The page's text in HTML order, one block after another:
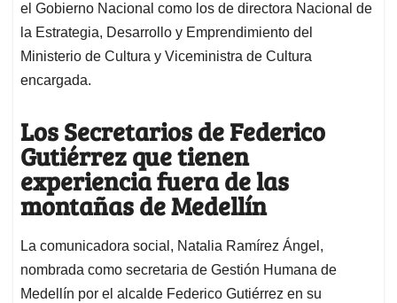
el Gobierno Nacional como los de directora Nacional de
la Estrategia, Desarrollo y Emprendimiento del
Ministerio de Cultura y Viceministra de Cultura
encargada.
Los Secretarios de Federico
Gutiérrez que tienen
experiencia fuera de las
montañas de Medellín
La comunicadora social, Natalia Ramírez Ángel,
nombrada como secretaria de Gestión Humana de
Medellín por el alcalde Federico Gutiérrez en su